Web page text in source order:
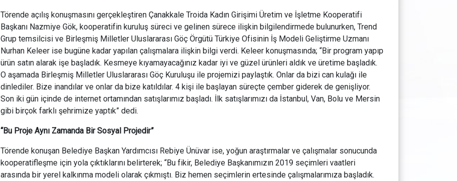
Törende açılış konuşmasını gerçekleştiren Çanakkale Troida Kadın Girişimi Üretim ve İşletme Kooperatifi
Başkanı Nazmiye Gök, kooperatifin kuruluş süreci ve gelinen sürece ilişkin bilgilendirmede bulunurken, Trend
Grup temsilcisi ve Birleşmiş Milletler Uluslararası Göç Örgütü Türkiye Ofisinin İş Modeli Geliştirme Uzmanı
Nurhan Keleer ise bugüne kadar yapılan çalışmalara ilişkin bilgi verdi. Keleer konuşmasında; “Bir program yapıp
ürün satın alarak işe başladık. Kesmeye kıyamayacağınız kadar iyi ve güzel ürünleri aldık ve üretime başladık.
O aşamada Birleşmiş Milletler Uluslararası Göç Kuruluşu ile projemizi paylaştık. Onlar da bizi can kulağı ile
dinlediler. Bize inandılar ve onlar da bize katıldılar. 4 kişi ile başlayan süreçte çember giderek de genişliyor.
Son iki gün içinde de internet ortamından satışlarımız başladı. İlk satışlarımızı da İstanbul, Van, Bolu ve Mersin
gibi birçok farklı şehrimize yaptık” dedi.
“Bu Proje Aynı Zamanda Bir Sosyal Projedir”
Törende konuşan Belediye Başkan Yardımcısı Rebiye Ünüvar ise, yoğun araştırmalar ve çalışmalar sonucunda
kooperatifleşme için yola çıktıklarını belirterek; “Bu fikir, Belediye Başkanımızın 2019 seçimleri vaatleri
arasında bir yerel kalkınma modeli olarak çıkmıştı. Biz hemen seçimlerin ertesinde çalışmalarımıza başladık.